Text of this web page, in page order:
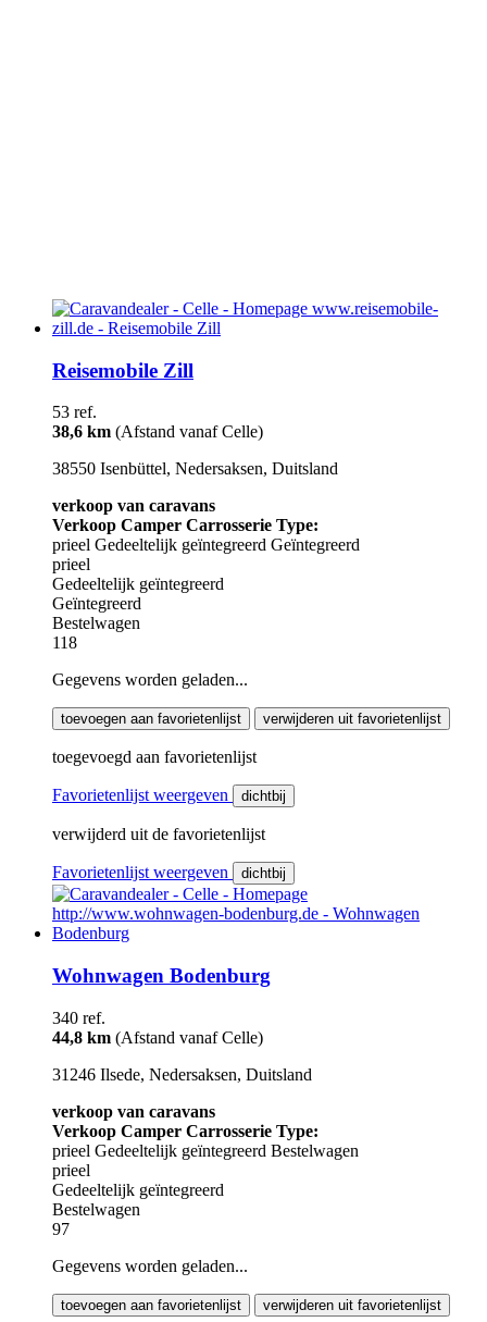
Reisemobile Zill
53 ref.
38,6 km (Afstand vanaf Celle)
38550 Isenbüttel, Nedersaksen, Duitsland
verkoop van caravans
Verkoop Camper Carrosserie Type:
prieel Gedeeltelijk geïntegreerd Geïntegreerd
prieel
Gedeeltelijk geïntegreerd
Geïntegreerd
Bestelwagen
118
Gegevens worden geladen...
toevoegen aan favorietenlijst verwijderen uit favorietenlijst
toegevoegd aan favorietenlijst
Favorietenlijst weergeven dichtbij
verwijderd uit de favorietenlijst
Favorietenlijst weergeven dichtbij
Wohnwagen Bodenburg
340 ref.
44,8 km (Afstand vanaf Celle)
31246 Ilsede, Nedersaksen, Duitsland
verkoop van caravans
Verkoop Camper Carrosserie Type:
prieel Gedeeltelijk geïntegreerd Bestelwagen
prieel
Gedeeltelijk geïntegreerd
Bestelwagen
97
Gegevens worden geladen...
toevoegen aan favorietenlijst verwijderen uit favorietenlijst